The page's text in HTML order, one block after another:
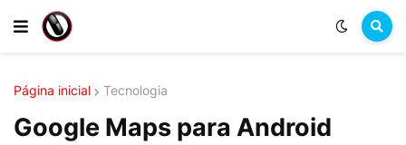
Página inicial Tecnologia
Google Maps para Android